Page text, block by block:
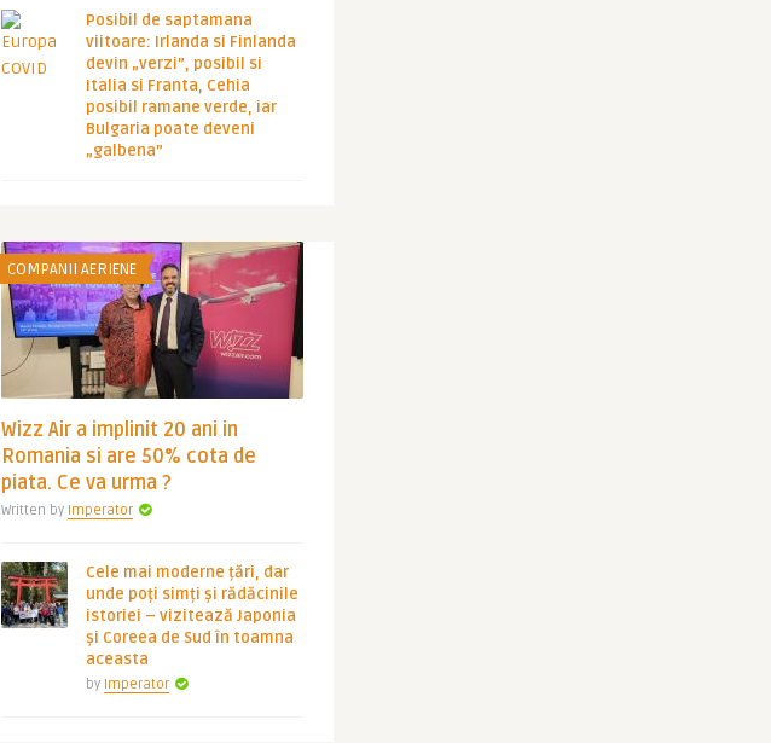
Posibil de saptamana
viitoare: Irlanda si Finlanda
devin „verzi”, posibil si
Italia si Franta, Cehia
posibil ramane verde, iar
Bulgaria poate deveni
„galbena”
COMPANII AERIENE
Wizz Air a implinit 20 ani in
Romania si are 50% cota de
piata. Ce va urma ?
Written by Imperator
Cele mai moderne țări, dar
unde poți simți și rădăcinile
istoriei – vizitează Japonia
și Coreea de Sud în toamna
aceasta
by Imperator